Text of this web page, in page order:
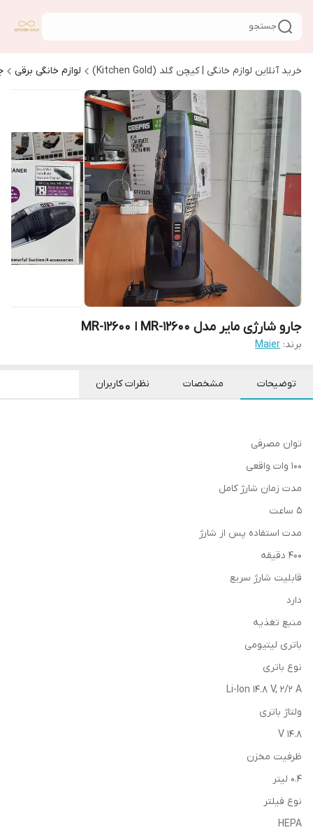
جستجو
خرید آنلاین لوازم خانگی | کیچن گلد (Kitchen Gold) لوازم خانگی برقی
جارو شارژی مایر مدل MR-12600 ا MR-12600
برند: Maier
توضیحات مشخصات نظرات کاربران
توان مصرفی
100 وات واقعی
مدت زمان شارژ کامل
5 ساعت
مدت استفاده پس از شارژ
40۰ دقیقه
قابلیت شارژ سریع
دارد
منبع تغذیه
باتری لیتیومی
نوع باتری
Li-Ion 14.8 V, 2/2 A
ولتاژ باتری
۱۴.8 V
ظرفیت مخزن
0.4 لیتر
نوع فیلتر
HEPA